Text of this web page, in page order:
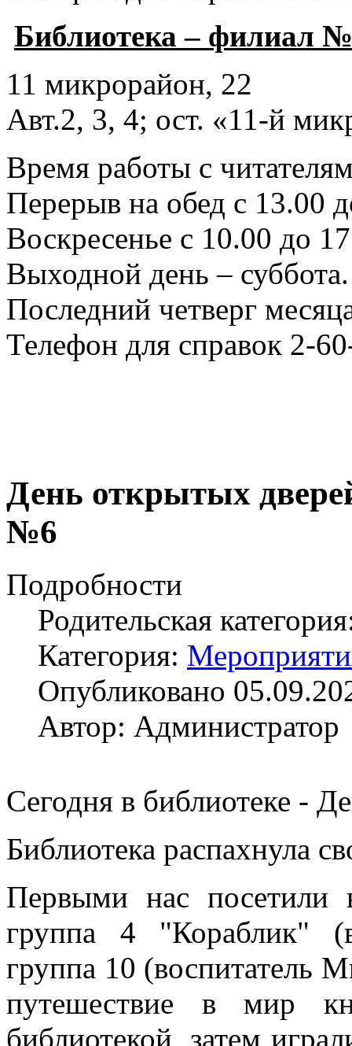
Библиотека – филиал
11 микрорайон, 22
Авт.2, 3, 4; ост. «11-й
Время работы с
Перерыв на обед с 13.00
Воскресенье с 10.00 до
Выходной день – суббота.
Последний четверг
Телефон для справок 2-
День открытых
№6
Подробности
Родительская
Категория:
Опубликовано
Автор: Администратор
Сегодня в библиотеке -
Библиотека распахнула
Первыми нас
группа 4 "Кораблик"
группа 10 (воспитатель
путешествие в мир
библиотекой, затем